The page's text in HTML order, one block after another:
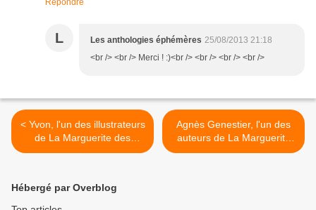
Répondre
L Les anthologies éphémères 25/08/2013 21:18
<br /> <br /> Merci ! :)<br /> <br /> <br /> <br />
< Yvon, l'un des illustrateurs
de La Marguerite des
possibles
Agnès Genestier, l'un des
auteurs de La Marguerite
des possibles >
Hébergé par Overblog